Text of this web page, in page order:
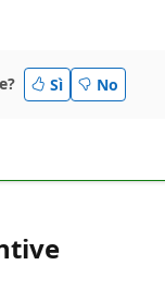
Sì No